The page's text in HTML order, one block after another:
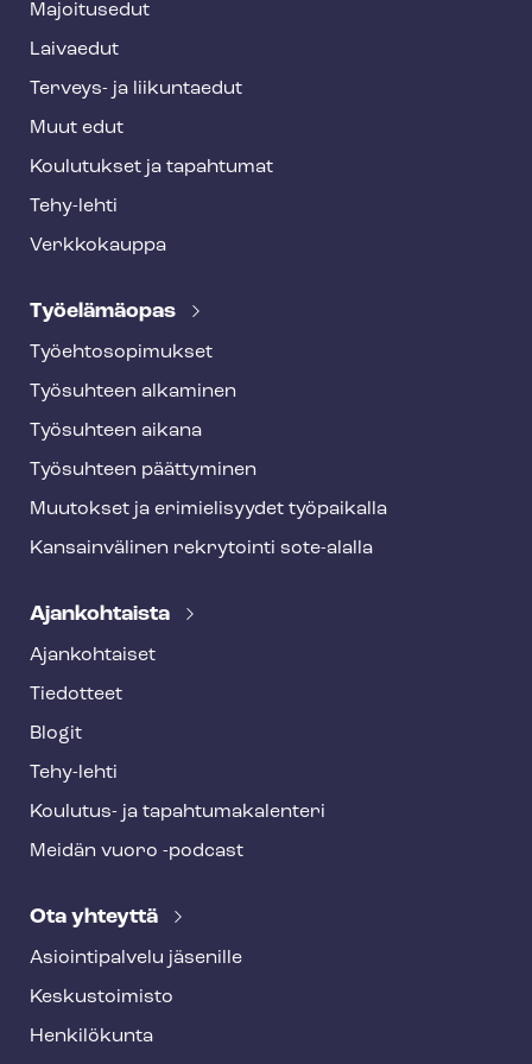
Majoitusedut
Laivaedut
Terveys- ja liikuntaedut
Muut edut
Koulutukset ja tapahtumat
Tehy-lehti
Verkkokauppa
Työelämäopas
Työ­eh­to­so­pi­muk­set
Työsuhteen alkaminen
Työsuhteen aikana
Työsuhteen päättyminen
Muutokset ja erimielisyydet työpaikalla
Kansainvälinen rekrytointi sote-alalla
Ajankohtaista
Ajankohtaiset
Tiedotteet
Blogit
Tehy-lehti
Koulutus- ja ta­pah­tu­ma­ka­len­te­ri
Meidän vuoro -podcast
Ota yhteyttä
Asioin­ti­pal­ve­lu jäsenille
Keskustoimisto
Henkilökunta